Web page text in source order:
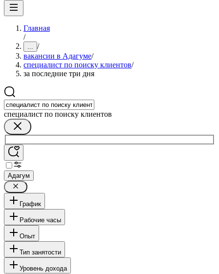
Главная
/
... /
вакансии в Адагуме/
специалист по поиску клиентов/
за последние три дня
специалист по поиску клиентов
Адагум
График
Рабочие часы
Опыт
Тип занятости
Уровень дохода